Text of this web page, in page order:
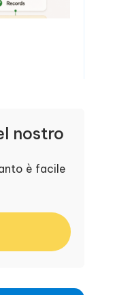
nostro
è facile